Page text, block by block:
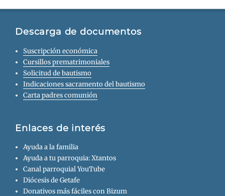
Descarga de documentos
Suscripción económica
Cursillos prematrimoniales
Solicitud de bautismo
Indicaciones sacramento del bautismo
Carta padres comunión
Enlaces de interés
Ayuda a la familia
Ayuda a tu parroquia: Xtantos
Canal parroquial YouTube
Diócesis de Getafe
Donativos más fáciles con Bizum